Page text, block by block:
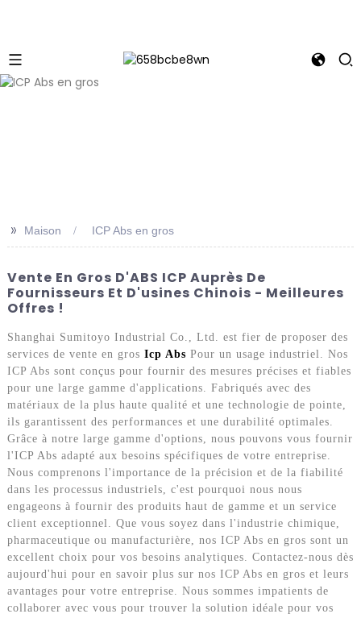
>> Maison ICP Abs en gros
Vente En Gros D'ABS ICP Auprès De
Fournisseurs Et D'usines Chinois - Meilleures
Offres !
Shanghai Sumitoyo Industrial Co., Ltd. est fier de proposer des
services de vente en gros Icp Abs Pour un usage industriel. Nos
ICP Abs sont conçus pour fournir des mesures précises et fiables
pour une large gamme d'applications. Fabriqués avec des
matériaux de la plus haute qualité et une technologie de pointe,
ils garantissent des performances et une durabilité optimales.
Grâce à notre large gamme d'options, nous pouvons vous fournir
l'ICP Abs adapté aux besoins spécifiques de votre entreprise.
Nous comprenons l'importance de la précision et de la fiabilité
dans les processus industriels, c'est pourquoi nous nous
engageons à fournir des produits haut de gamme et un service
client exceptionnel. Que vous soyez dans l'industrie chimique,
pharmaceutique ou manufacturière, nos ICP Abs en gros sont un
excellent choix pour vos besoins analytiques. Contactez-nous dès
aujourd'hui pour en savoir plus sur nos ICP Abs en gros et leurs
avantages pour votre entreprise. Nous sommes impatients de
collaborer avec vous pour trouver la solution idéale pour vos